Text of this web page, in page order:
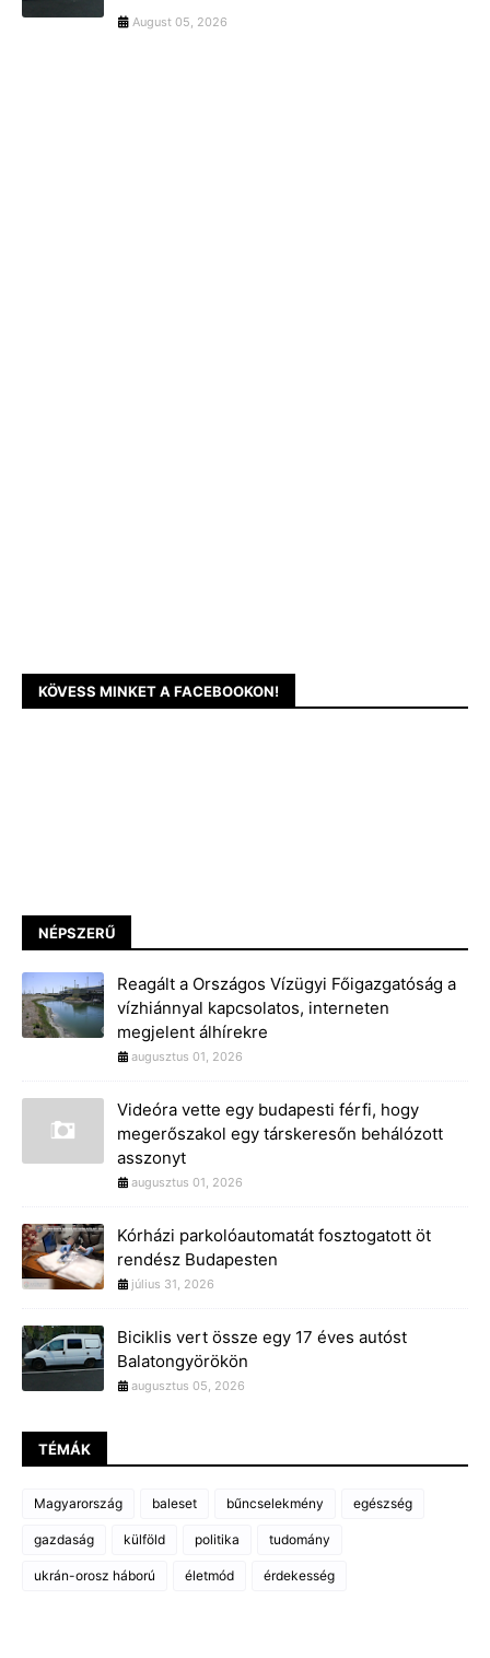
August 05, 2026
KÖVESS MINKET A FACEBOOKON!
NÉPSZERŰ
Reagált a Országos Vízügyi Főigazgatóság a
vízhiánnyal kapcsolatos, interneten
megjelent álhírekre
augusztus 01, 2026
Videóra vette egy budapesti férfi, hogy
megerőszakol egy társkeresőn behálózott
asszonyt
augusztus 01, 2026
Kórházi parkolóautomatát fosztogatott öt
rendész Budapesten
július 31, 2026
Biciklis vert össze egy 17 éves autóst
Balatongyörökön
augusztus 05, 2026
TÉMÁK
Magyarország baleset bűncselekmény egészség
gazdaság külföld politika tudomány
ukrán-orosz háború életmód érdekesség